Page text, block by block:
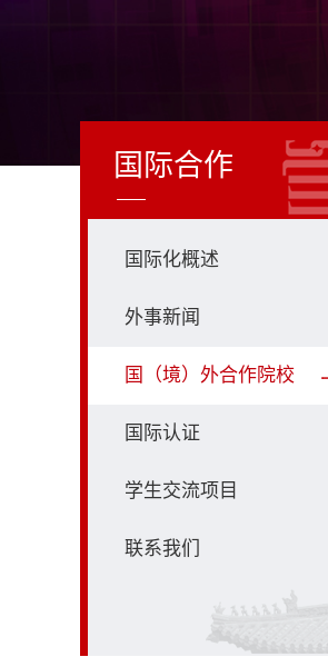
国际合作
国际化概述
外事新闻
国（境）外合作院校
国际认证
学生交流项目
联系我们